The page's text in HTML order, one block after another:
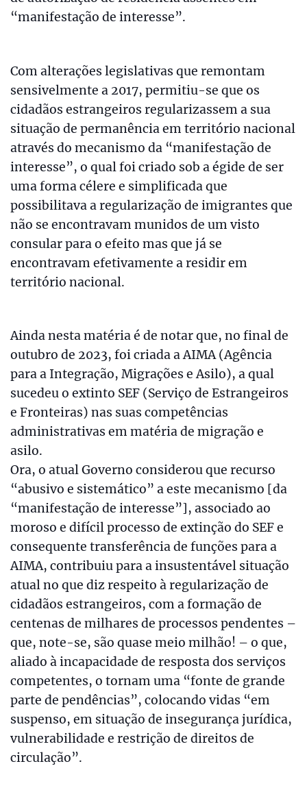
“manifestação de interesse”.
Com alterações legislativas que remontam
sensivelmente a 2017, permitiu-se que os
cidadãos estrangeiros regularizassem a sua
situação de permanência em território nacional
através do mecanismo da “manifestação de
interesse”, o qual foi criado sob a égide de ser
uma forma célere e simplificada que
possibilitava a regularização de imigrantes que
não se encontravam munidos de um visto
consular para o efeito mas que já se
encontravam efetivamente a residir em
território nacional.
Ainda nesta matéria é de notar que, no final de
outubro de 2023, foi criada a AIMA (Agência
para a Integração, Migrações e Asilo), a qual
sucedeu o extinto SEF (Serviço de Estrangeiros
e Fronteiras) nas suas competências
administrativas em matéria de migração e
asilo.
Ora, o atual Governo considerou que recurso
“abusivo e sistemático” a este mecanismo [da
“manifestação de interesse”], associado ao
moroso e difícil processo de extinção do SEF e
consequente transferência de funções para a
AIMA, contribuiu para a insustentável situação
atual no que diz respeito à regularização de
cidadãos estrangeiros, com a formação de
centenas de milhares de processos pendentes –
que, note-se, são quase meio milhão! – o que,
aliado à incapacidade de resposta dos serviços
competentes, o tornam uma “fonte de grande
parte de pendências”, colocando vidas “em
suspenso, em situação de insegurança jurídica,
vulnerabilidade e restrição de direitos de
circulação”.